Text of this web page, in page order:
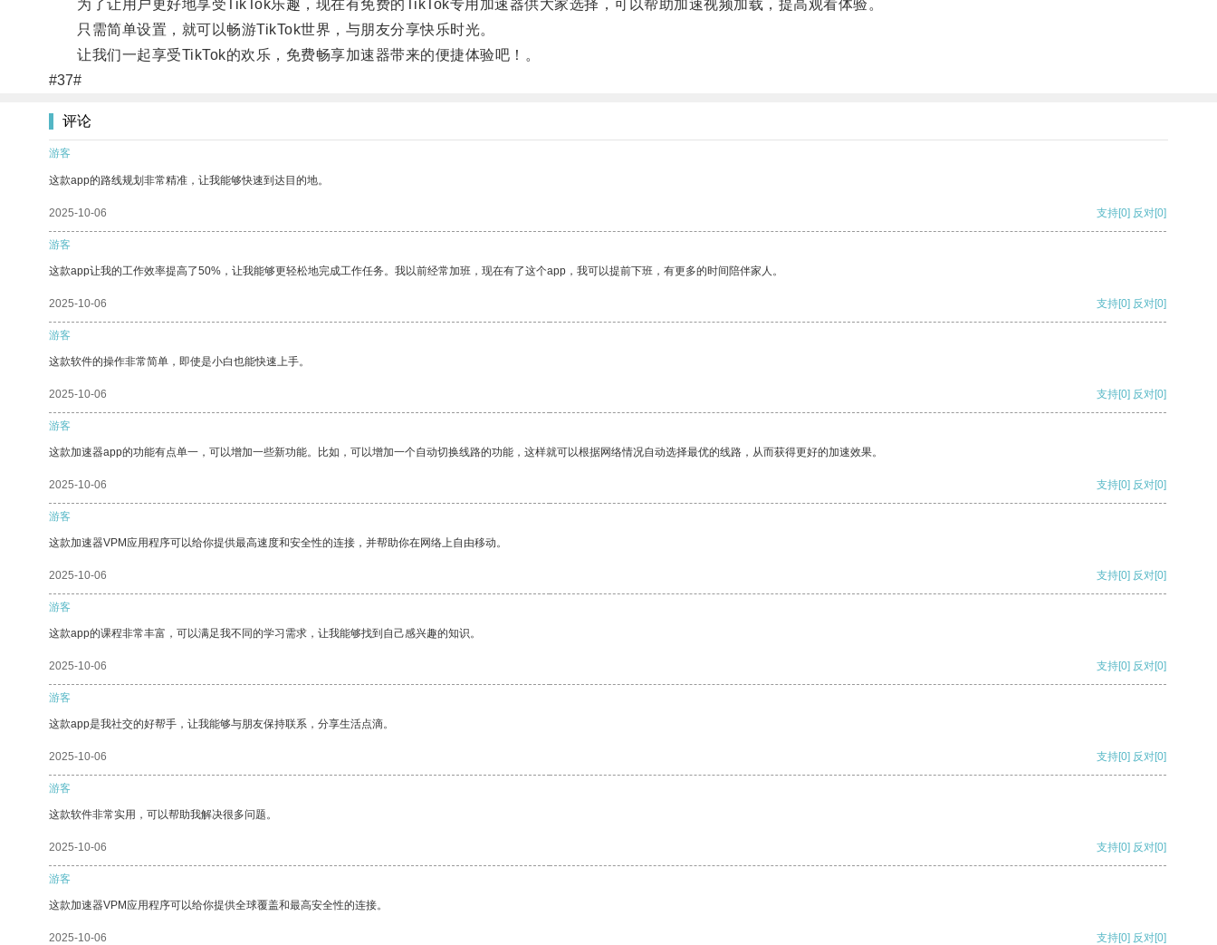
为了让用户更好地享受TikTok乐趣，现在有免费的TikTok专用加速器供大家选择，可以帮助加速视频加载，提高观看体验。
只需简单设置，就可以畅游TikTok世界，与朋友分享快乐时光。
让我们一起享受TikTok的欢乐，免费畅享加速器带来的便捷体验吧！。
#37#
评论
游客
这款app的路线规划非常精准，让我能够快速到达目的地。
2025-10-06 支持[0] 反对[0]
游客
这款app让我的工作效率提高了50%，让我能够更轻松地完成工作任务。我以前经常加班，现在有了这个app，我可以提前下班，有更多的时间陪伴家人。
2025-10-06 支持[0] 反对[0]
游客
这款软件的操作非常简单，即使是小白也能快速上手。
2025-10-06 支持[0] 反对[0]
游客
这款加速器app的功能有点单一，可以增加一些新功能。比如，可以增加一个自动切换线路的功能，这样就可以根据网络情况自动选择最优的线路，从而获得更好的加速效果。
2025-10-06 支持[0] 反对[0]
游客
这款加速器VPM应用程序可以给你提供最高速度和安全性的连接，并帮助你在网络上自由移动。
2025-10-06 支持[0] 反对[0]
游客
这款app的课程非常丰富，可以满足我不同的学习需求，让我能够找到自己感兴趣的知识。
2025-10-06 支持[0] 反对[0]
游客
这款app是我社交的好帮手，让我能够与朋友保持联系，分享生活点滴。
2025-10-06 支持[0] 反对[0]
游客
这款软件非常实用，可以帮助我解决很多问题。
2025-10-06 支持[0] 反对[0]
游客
这款加速器VPM应用程序可以给你提供全球覆盖和最高安全性的连接。
2025-10-06 支持[0] 反对[0]